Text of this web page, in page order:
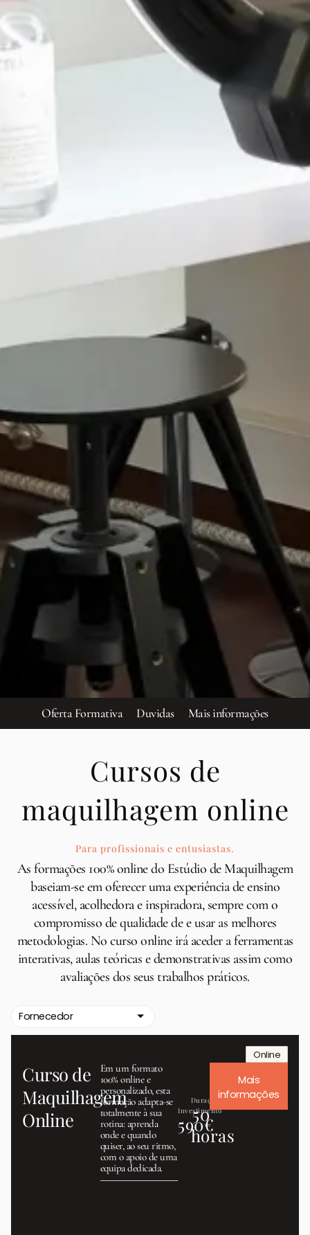
Oferta Formativa Duvidas Mais informações
Cursos de
maquilhagem online
Para profissionais e entusiastas.
As formações 100% online do Estúdio de Maquilhagem
baseiam-se em oferecer uma experiência de ensino
acessível, acolhedora e inspiradora, sempre com o
compromisso de qualidade de e usar as melhores
metodologias. No curso online irá aceder a ferramentas
interativas, aulas teóricas e demonstrativas assim como
avaliações dos seus trabalhos práticos.
Fornecedor
Online
Curso de
Maquilhagem
Online
Em um formato
100% online e
personalizado, esta
formação adapta-se
totalmente à sua
rotina: aprenda
onde e quando
quiser, ao seu ritmo,
com o apoio de uma
equipa dedicada.
Investimento
590€
Duração
50
horas
Mais
informações